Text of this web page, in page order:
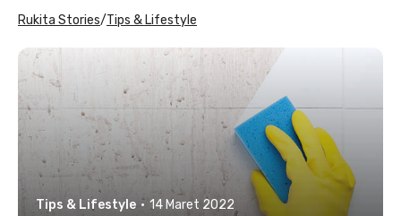
Rukita Stories/Tips & Lifestyle
Tips & Lifestyle · 14 Maret 2022